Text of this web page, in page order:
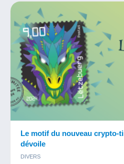
vers la pétition afin que ce lieu
est actuellement.
Le motif du nouveau crypto-
dévoile
DIVERS